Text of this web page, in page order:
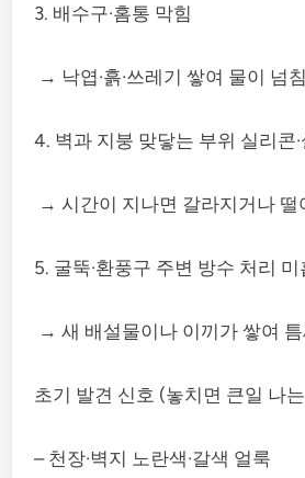
3. 배수구·홈통 막힘
→ 낙엽·흙·쓰레기 쌓여 물이 넘침
4. 벽과 지붕 맞닿는 부위 실리콘
→ 시간이 지나면 갈라지거나 떨
5. 굴뚝·환풍구 주변 방수 처리 미
→ 새 배설물이나 이끼가 쌓여
초기 발견 신호 (놓치면 큰일 나
– 천장·벽지 노란색·갈색 얼룩